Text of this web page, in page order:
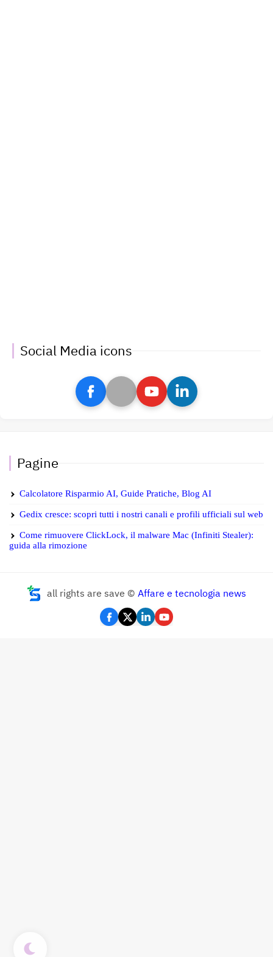
Social Media icons
Pagine
Calcolatore Risparmio AI, Guide Pratiche, Blog AI
Gedix cresce: scopri tutti i nostri canali e profili ufficiali sul web
Come rimuovere ClickLock, il malware Mac (Infiniti Stealer):
guida alla rimozione
all rights are save © Affare e tecnologia news